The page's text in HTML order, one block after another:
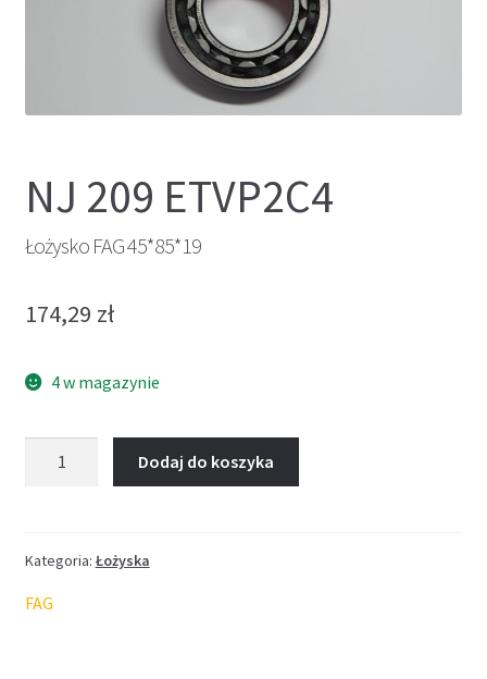
NJ 209 ETVP2C4
Łożysko FAG 45*85*19
174,29 zł
4 w magazynie
Dodaj do koszyka
Kategoria: Łożyska
FAG